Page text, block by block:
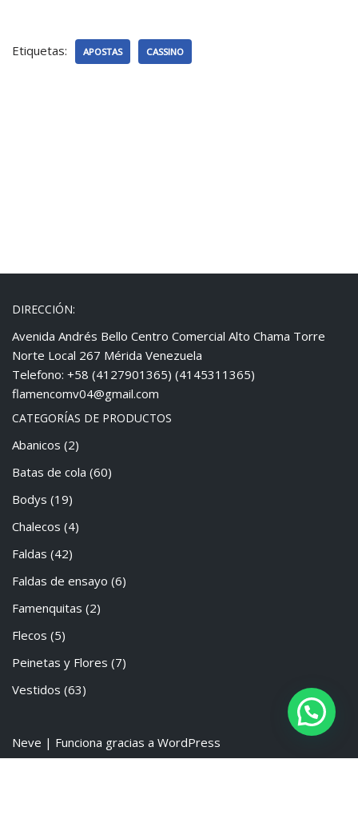
Etiquetas: APOSTAS CASSINO
DIRECCIÓN:
Avenida Andrés Bello Centro Comercial Alto Chama Torre
Norte Local 267 Mérida Venezuela
Telefono: +58 (4127901365) (4145311365)
flamencomv04@gmail.com
CATEGORÍAS DE PRODUCTOS
Abanicos (2)
Batas de cola (60)
Bodys (19)
Chalecos (4)
Faldas (42)
Faldas de ensayo (6)
Famenquitas (2)
Flecos (5)
Peinetas y Flores (7)
Vestidos (63)
Neve | Funciona gracias a WordPress